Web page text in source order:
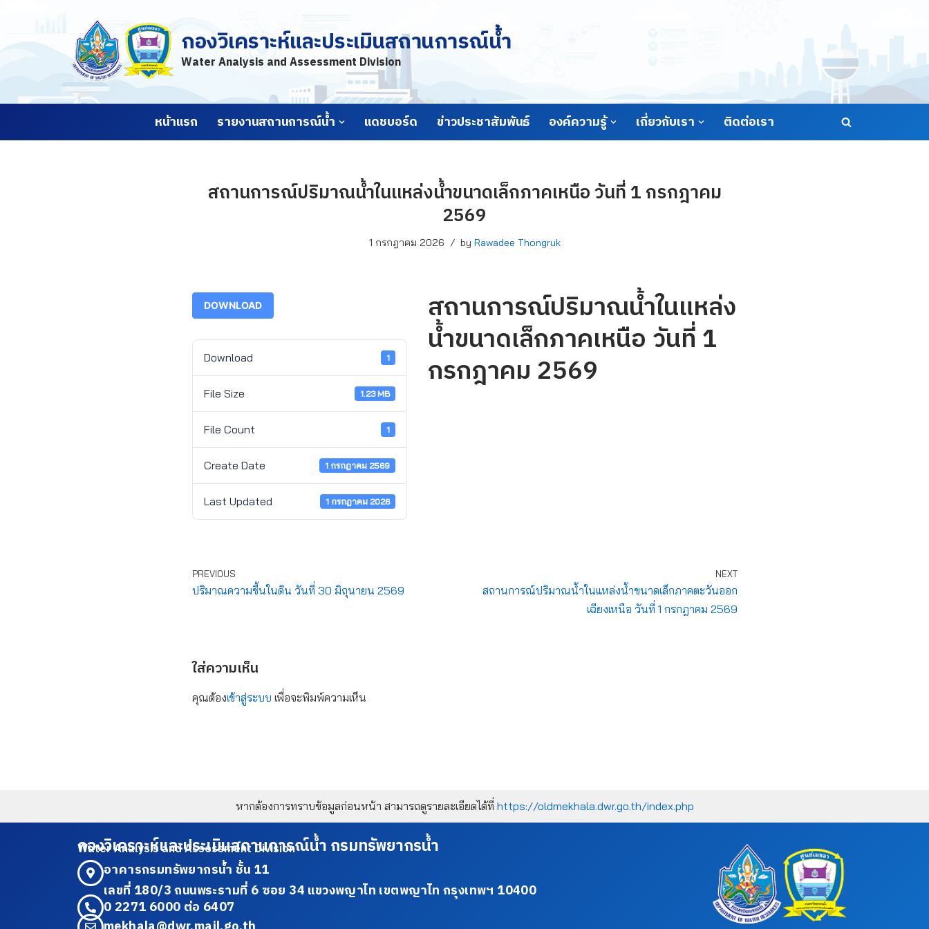
กองวิเคราะห์และประเมินสถานการณ์น้ำ
Water Analysis and Assessment Division
หน้าแรก รายงานสถานการณ์น้ำ แดชบอร์ด ข่าวประชาสัมพันธ์ องค์ความรู้ เกี่ยวกับเรา ติดต่อเรา
สถานการณ์ปริมาณน้ำในแหล่งน้ำขนาดเล็กภาคเหนือ วันที่ 1 กรกฎาคม
2569
1 กรกฎาคม 2026 by Rawadee Thongruk
DOWNLOAD
Download 1
File Size 1.23 MB
File Count 1
Create Date 1 กรกฎาคม 2569
Last Updated 1 กรกฎาคม 2026
สถานการณ์ปริมาณน้ำในแหล่ง
น้ำขนาดเล็กภาคเหนือ วันที่ 1
กรกฎาคม 2569
PREVIOUS
ปริมาณความชื้นในดิน วันที่ 30 มิถุนายน 2569
NEXT
สถานการณ์ปริมาณน้ำในแหล่งน้ำขนาดเล็กภาคตะวันออก
เฉียงเหนือ วันที่ 1 กรกฎาคม 2569
ใส่ความเห็น
คุณต้องเข้าสู่ระบบ เพื่อจะพิมพ์ความเห็น
หากต้องการทราบข้อมูลก่อนหน้า สามารถดูรายละเอียดได้ที่ https://oldmekhala.dwr.go.th/index.php
กองวิเคราะห์และประเมินสถานการณ์น้ำ กรมทรัพยากรน้ำ
Water Analysis and Assessment Division
อาคารกรมทรัพยากรน้ำ ชั้น 11
เลขที่ 180/3 ถนนพระรามที่ 6 ซอย 34 แขวงพญาไท เขตพญาไท กรุงเทพฯ 10400
0 2271 6000 ต่อ 6407